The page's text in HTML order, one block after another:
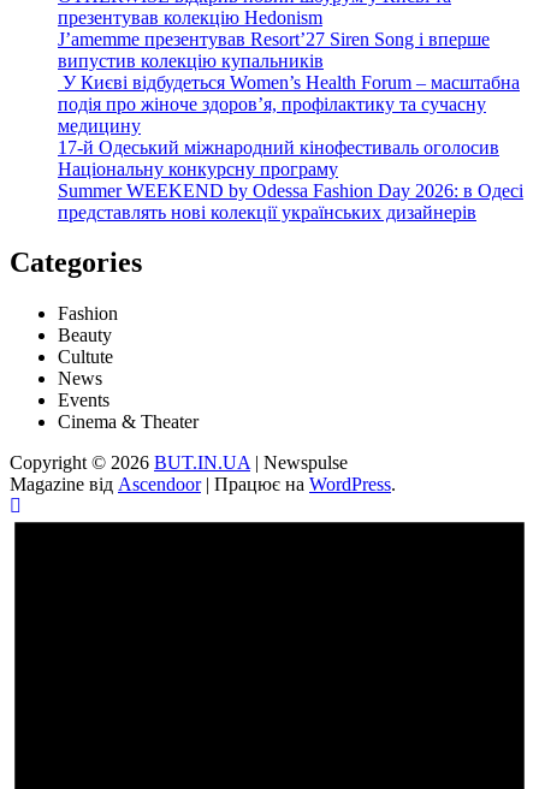
презентував колекцію Hedonism
J’amemme презентував Resort’27 Siren Song і вперше
випустив колекцію купальників
У Києві відбудеться Women’s Health Forum – масштабна
подія про жіноче здоров’я, профілактику та сучасну
медицину
17-й Одеський міжнародний кінофестиваль оголосив
Національну конкурсну програму
Summer WEEKEND by Odessa Fashion Day 2026: в Одесі
представлять нові колекції українських дизайнерів
Categories
Fashion
Beauty
Cultute
News
Events
Cinema & Theater
Copyright © 2026 BUT.IN.UA | Newspulse
Magazine від Ascendoor| Працює на WordPress.